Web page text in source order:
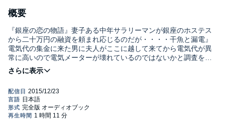
概要
『銀座の恋の物語』妻子ある中年サラリーマンが銀座のホステス
から二十万円の融資を頼まれ応じるのだが・・・・干魚と漏電』
電気代の集金に来た男に夫人がここに越して来てから電気代が異
常に高いので電気メーターが壊れているのではないかと調査を依
頼したのだが・・・・。(c)ことのは出版株式会社